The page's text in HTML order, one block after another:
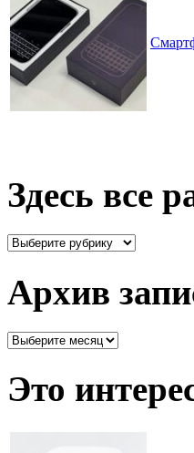
Здесь все
Здесь
Архив
Архив
месяцам
Это